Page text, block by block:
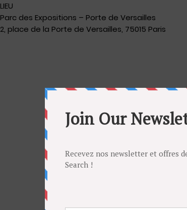
LIEU
Parc des Expositions – Porte de Versailles
2, place de la Porte de Versailles, 75015 Paris